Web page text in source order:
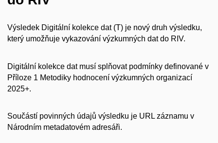
Výsledek Digitální kolekce dat (T) je nový druh výsledku,
který umožňuje vykazování výzkumných dat do RIV.
Digitální kolekce dat musí splňovat podmínky definované v
Příloze 1 Metodiky hodnocení výzkumných organizací
2025+.
Součástí povinných údajů výsledku je URL záznamu v
Národním metadatovém adresáři.